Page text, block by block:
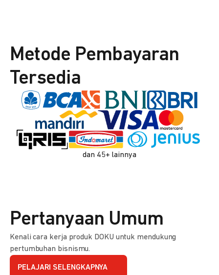
Metode Pembayaran
Tersedia
dan 45+ lainnya
Pertanyaan Umum
Kenali cara kerja produk DOKU untuk mendukung
pertumbuhan bisnismu.
PELAJARI SELENGKAPNYA